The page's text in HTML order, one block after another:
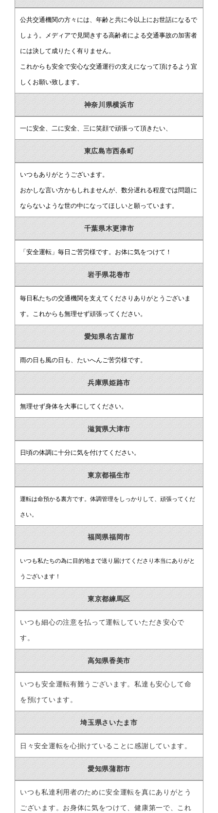
公共交通機関の方々には、年齢と共に今以上にお世話になるで
しょう。メディアで見聞きする高齢者による交通事故の加害者
には決して成りたく有りません。
これからも安全で安心な交通運行の支えになって頂けるよう宜
しくお願い致します。
神奈川県横浜市
一に安全、二に安全、三に笑顔で頑張って頂きたい、
東広島市西条町
いつもありがとうございます。
おかしな言い方かもしれませんが、数分遅れる程度では問題に
ならないような世の中になってほしいと願っています。
千葉県木更津市
「安全運転」毎日ご苦労様です。お体に気をつけて！
岩手県花巻市
毎日私たちの交通機関を支えてくださりありがとうございま
す。これからも無理せず頑張ってください。
愛知県名古屋市
雨の日も風の日も、たいへんご苦労様です。
兵庫県姫路市
無理せず身体を大事にしてください。
滋賀県大津市
日頃の体調に十分に気を付けてください。
東京都福生市
運転は命預かる裏方です。体調管理をしっかりして、頑張ってくだ
さい。
福岡県福岡市
いつも私たちの為に目的地まで送り届けてくださり本当にありがと
うございます！
東京都練馬区
いつも細心の注意を払って運転していただき安心で
す。
高知県香美市
いつも安全運転有難うございます。私達も安心して命
を預けています。
埼玉県さいたま市
日々安全運転を心掛けていることに感謝しています。
愛知県蒲郡市
いつも私達利用者のために安全運転を真にありがとう
ございます。お身体に気をつけて、健康第一で、これ